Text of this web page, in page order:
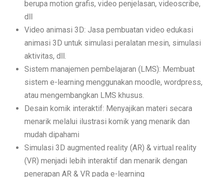
berupa motion grafis, video penjelasan, videoscribe,
dll
Video animasi 3D: Jasa pembuatan video edukasi
animasi 3D untuk simulasi peralatan mesin, simulasi
aktivitas, dll.
Sistem manajemen pembelajaran (LMS): Membuat
sistem e-learning menggunakan moodle, wordpress,
atau mengembangkan LMS khusus.
Desain komik interaktif: Menyajikan materi secara
menarik melalui ilustrasi komik yang menarik dan
mudah dipahami
Simulasi 3D augmented reality (AR) & virtual reality
(VR) menjadi lebih interaktif dan menarik dengan
penerapan AR & VR pada e-learning